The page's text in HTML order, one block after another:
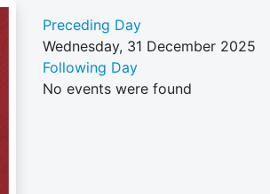
Preceding Day
Wednesday, 31 December 2025
Following Day
No events were found